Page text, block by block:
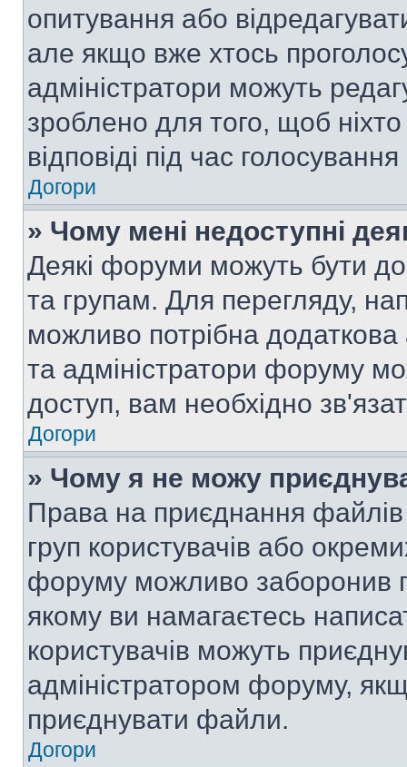
опитування або
але якщо вже хтось
адміністратори можуть
зроблено для того, щоб
відповіді під час голосування
Догори
» Чому мені недоступні
Деякі форуми можуть бути
та групам. Для перегляду,
можливо потрібна
та адміністратори форуму
доступ, вам необхідно
Догори
» Чому я не можу
Права на приєднання
груп користувачів або
форуму можливо заборонив
якому ви намагаєтесь
користувачів можуть
адміністратором форуму,
приєднувати файли.
Догори